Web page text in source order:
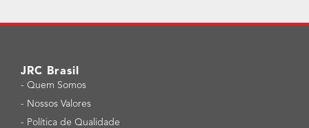
JRC Brasil
- Quem Somos
- Nossos Valores
- Política de Qualidade